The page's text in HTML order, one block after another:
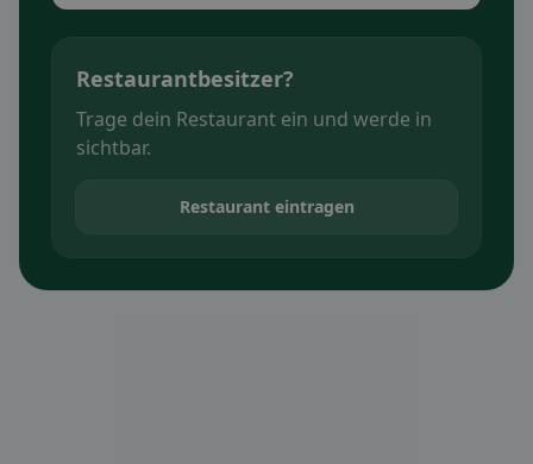
Restaurantbesitzer?
Trage dein Restaurant ein und werde in
sichtbar.
Restaurant eintragen